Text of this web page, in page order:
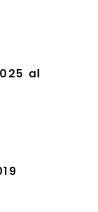
al